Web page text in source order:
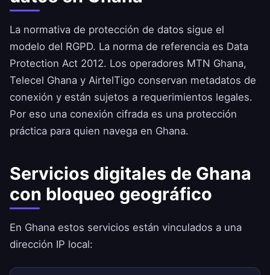
La normativa de protección de datos sigue el
modelo del RGPD. La norma de referencia es Data
Protection Act 2012. Los operadores MTN Ghana,
Telecel Ghana y AirtelTigo conservan metadatos de
conexión y están sujetos a requerimientos legales.
Por eso una conexión cifrada es una protección
práctica para quien navega en Ghana.
Servicios digitales de Ghana
con bloqueo geográfico
En Ghana estos servicios están vinculados a una
dirección IP local: